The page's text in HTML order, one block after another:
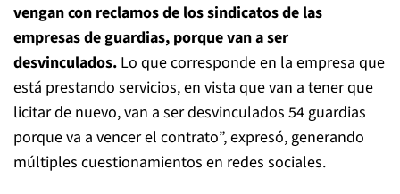
vengan con reclamos de los sindicatos de las
empresasde guardias, porque van a ser
desvinculados. Lo que corresponde en la empresa que
está prestando servicios, en vista que van a tener que
licitar de nuevo, van a ser desvinculados 54 guardias
porque va a vencer el contrato”, expresó, generando
múltiples cuestionamientos en redes sociales.